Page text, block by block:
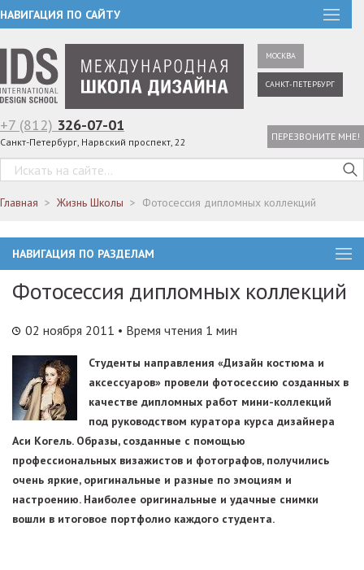
НАВИГАЦИЯ ПО САЙТУ
МОСКВА
САНКТ-ПЕТЕРБУРГ
+7 (812) 326-07-01
Санкт-Петербург, Нарвский проспект, 22 ПЕРЕЗВОНИТЕ МНЕ!
Главная Жизнь Школы Фотосессия дипломных коллекций
НАВИГАЦИЯ ПО РАЗДЕЛАМ
Фотосессия дипломных коллекций
02 ноября 2011 • Время чтения 1 мин
Студенты направления «Дизайн костюма и
аксессуаров» провели фотосессию созданных в
качестве дипломных работ мини-коллекций
под руководством куратора курса дизайнера
Аси Когель. Образы, созданные с помощью
профессиональных визажистов и фотографов, получились
очень яркие, оригинальные и разные по эмоциям и
настроению. Наиболее оригинальные и удачные снимки
вошли в итоговое портфолио каждого студента.